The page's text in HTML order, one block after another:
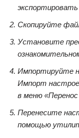
Скопируйте
Установите
Импортируйте
Импорт
в меню
Перенесите
помощью